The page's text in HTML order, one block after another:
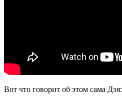
Вот что говорит об этом сама Дэя: